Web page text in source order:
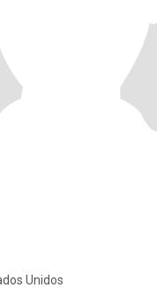
Unidos